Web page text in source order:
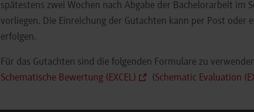
spätestens zwei Wochen nach Abgabe der Bachelorarbeit
vorliegen. Die Einreichung der Gutachten kann per Post oder
erfolgen.
Für das Gutachten sind die folgenden Formulare zu
Schematische Bewertung (EXCEL)
(Schematic Evaluation